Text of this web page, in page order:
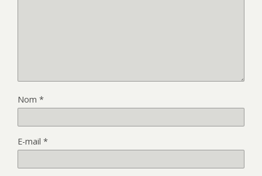
Nom *
E-mail *